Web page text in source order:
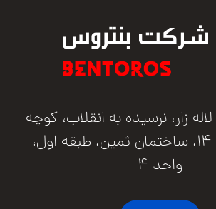
زار، نرسیده به انقلاب، کوچه
گلپرور، پلاک ۱۴، ساختمان ثمین، طبقه اول،
واحد ۴